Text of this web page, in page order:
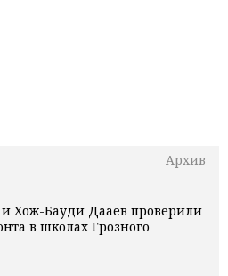
Архив
Хож-Бауди Дааев проверили
в школах Грозного